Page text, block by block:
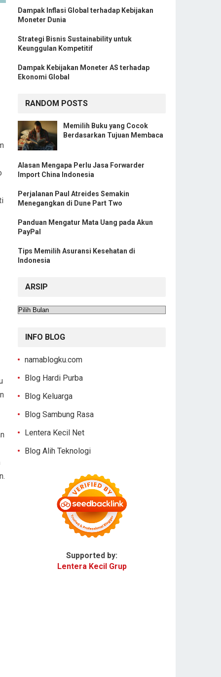
Dampak Inflasi Global terhadap Kebijakan
Moneter Dunia
Strategi Bisnis Sustainability untuk
Keunggulan Kompetitif
Dampak Kebijakan Moneter AS terhadap
Ekonomi Global
RANDOM POSTS
Memilih Buku yang Cocok
Berdasarkan Tujuan Membaca
Alasan Mengapa Perlu Jasa Forwarder
Import China Indonesia
Perjalanan Paul Atreides Semakin
Menegangkan di Dune Part Two
Panduan Mengatur Mata Uang pada Akun
PayPal
Tips Memilih Asuransi Kesehatan di
Indonesia
ARSIP
Arsip
INFO BLOG
namablogku.com
Blog Hardi Purba
Blog Keluarga
Blog Sambung Rasa
Lentera Kecil Net
Blog Alih Teknologi
Supported by:
Lentera Kecil Grup